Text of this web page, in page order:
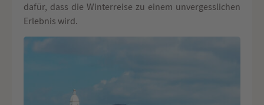
dafür, dass die Winterreise zu einem unvergesslichen
Erlebnis wird.